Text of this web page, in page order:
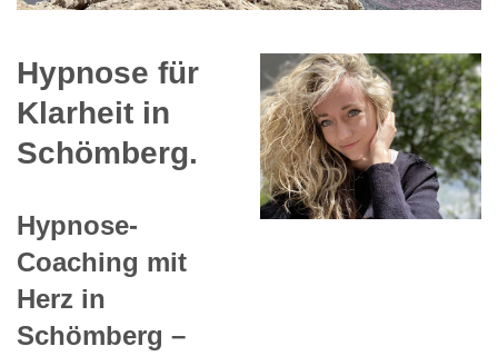
Hypnose für
Klarheit in
Schömberg.
Hypnose-
Coaching mit
Herz in
Schömberg –